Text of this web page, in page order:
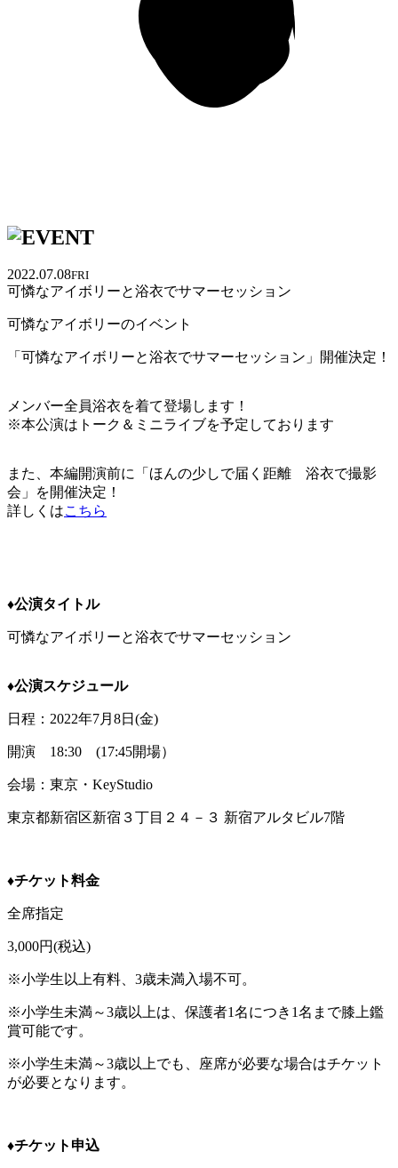
2022.07.08FRI
可憐なアイボリーと浴衣でサマーセッション
可憐なアイボリーのイベント
「可憐なアイボリーと浴衣でサマーセッション」開催決定！
メンバー全員浴衣を着て登場します！
※本公演はトーク＆ミニライブを予定しております
また、本編開演前に「ほんの少しで届く距離 浴衣で撮影
会」を開催決定！
詳しくはこちら
♦︎公演タイトル
可憐なアイボリーと浴衣でサマーセッション
♦︎公演スケジュール
日程：2022年7月8日(金)
開演 18:30 (17:45開場）
会場：東京・KeyStudio
東京都新宿区新宿３丁目２４－３ 新宿アルタビル7階
♦︎チケット料金
全席指定
3,000円(税込)
※小学生以上有料、3歳未満入場不可。
※小学生未満～3歳以上は、保護者1名につき1名まで膝上鑑
賞可能です。
※小学生未満～3歳以上でも、座席が必要な場合はチケット
が必要となります。
♦チケット申込